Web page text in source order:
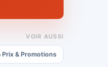
VOIR AUSSI
Prix & Promotions ستروين سي 5 إيركروس